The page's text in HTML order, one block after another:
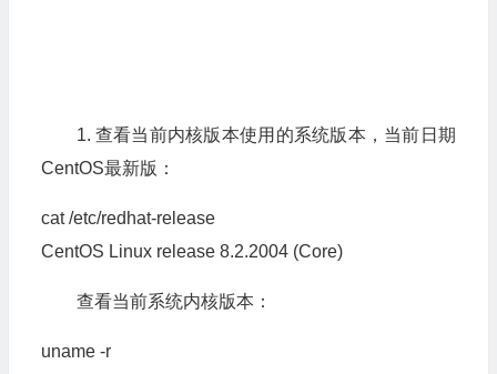
1. 查看当前内核版本使用的系统版本，当前日期
CentOS最新版：
cat /etc/redhat-release
CentOS Linux release 8.2.2004 (Core)
查看当前系统内核版本：
uname -r